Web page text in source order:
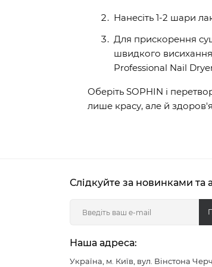
Нанесіть 1-2 шари
Для прискорення
швидкого висихання
Professional Nail
Оберіть SOPHIN і
лише красу, але й
Слідкуйте за новинками та
Наша адреса:
Україна, м. Київ, вул. Вінстона